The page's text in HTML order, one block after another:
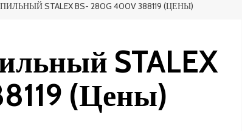
STALEX BS- 280G 400V 388119 (ЦЕНЫ)
STALEX
(Цены)